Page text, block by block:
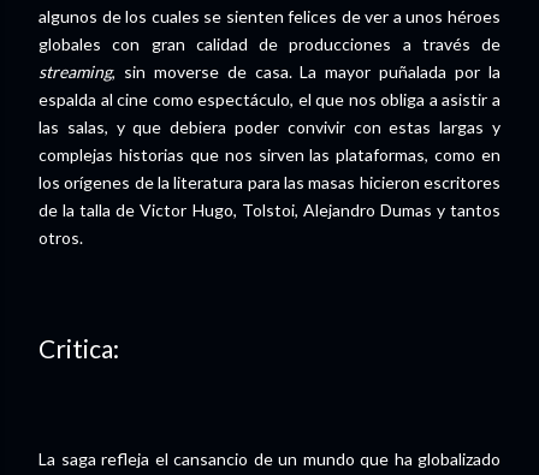
algunos de los cuales se sienten felices de ver a unos héroes
globales con gran calidad de producciones a través de
streaming, sin moverse de casa. La mayor puñalada por la
espalda al cine como espectáculo, el que nos obliga a asistir a
las salas, y que debiera poder convivir con estas largas y
complejas historias que nos sirven las plataformas, como en
los orígenes de la literatura para las masas hicieron escritores
de la talla de Victor Hugo, Tolstoi, Alejandro Dumas y tantos
otros.
Critica:
La saga refleja el cansancio de un mundo que ha globalizado